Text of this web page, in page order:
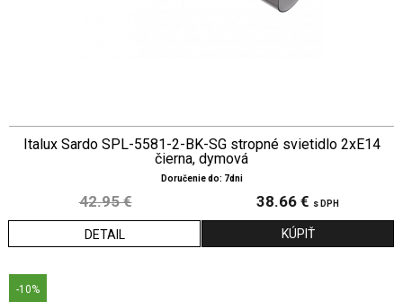
Italux Sardo SPL-5581-2-BK-SG stropné svietidlo 2xE14
čierna, dymová
Doručenie do: 7dni
42.95 € 38.66 € s DPH
DETAIL
-10%